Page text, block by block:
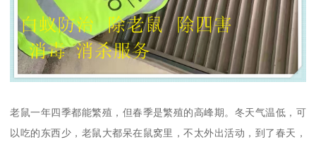
老鼠一年四季都能繁殖，但春季是繁殖的高峰期。冬天气温低，可
以吃的东西少，老鼠大都呆在鼠窝里，不太外出活动，到了春天，